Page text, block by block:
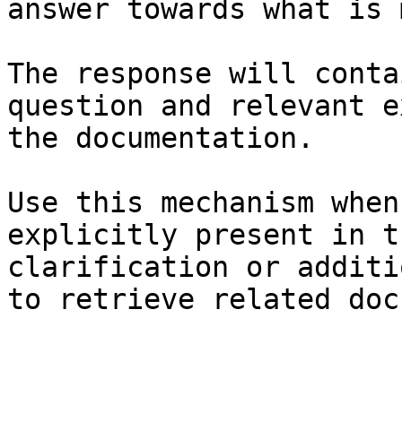
answer towards what
The response will
question and relevant
the documentation.
Use this mechanism
explicitly present in
clarification or